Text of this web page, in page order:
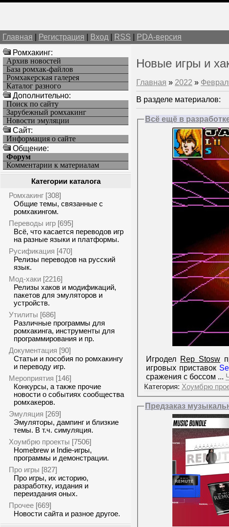
Главная Регистрация Вход RSS PDA-версия
Ромхакинг:
Архив новостей
База ромхак-файлов
Ромхакерская галерея
Каталог разного
Дополнительно:
Поиск по сайту
Зарубежный ромхакинг
Новости эмуляции
Cайт:
Информация о сайте
Общение:
Форум
Комментарии к материалам
Категории каталога
Ромхакинг [308]
Общие темы, связанные с
ромхакингом.
Переводы игр [695]
Всё, что касается переводов игр
на разные языки и платформы.
Русификация [470]
Релизы переводов на русский
язык.
Мод-хаки [2216]
Релизы хаков и модификаций,
пакетов для эмуляторов и
устройств.
Утилиты [686]
Различные программы для
ромхакинга, инструменты для
программирования и пр.
Документация [90]
Статьи и пособия по ромхакингу
и переводу игр.
Мероприятия [146]
Конкурсы, а также прочие
новости о событиях сообщества
ромхакеров.
Эмуляция [269]
Эмуляторы, дампинг и близкие
темы. В т.ч. симуляция.
Хоумбрю проекты [7506]
Homebrew и Indie-игры,
программы и демонстрации.
Про игры [827]
Про игры, их историю,
разработку, издания и
переиздания оных.
Прочее [669]
Новости сайта и разное другое.
Новые игры и
Главная » 2022 »
В разделе материалов:
Всё ещё в
Игродел Rep Stosw
игровых приставок
сражения с боссом ...
Категория: Хоумбрю
Предзаказ